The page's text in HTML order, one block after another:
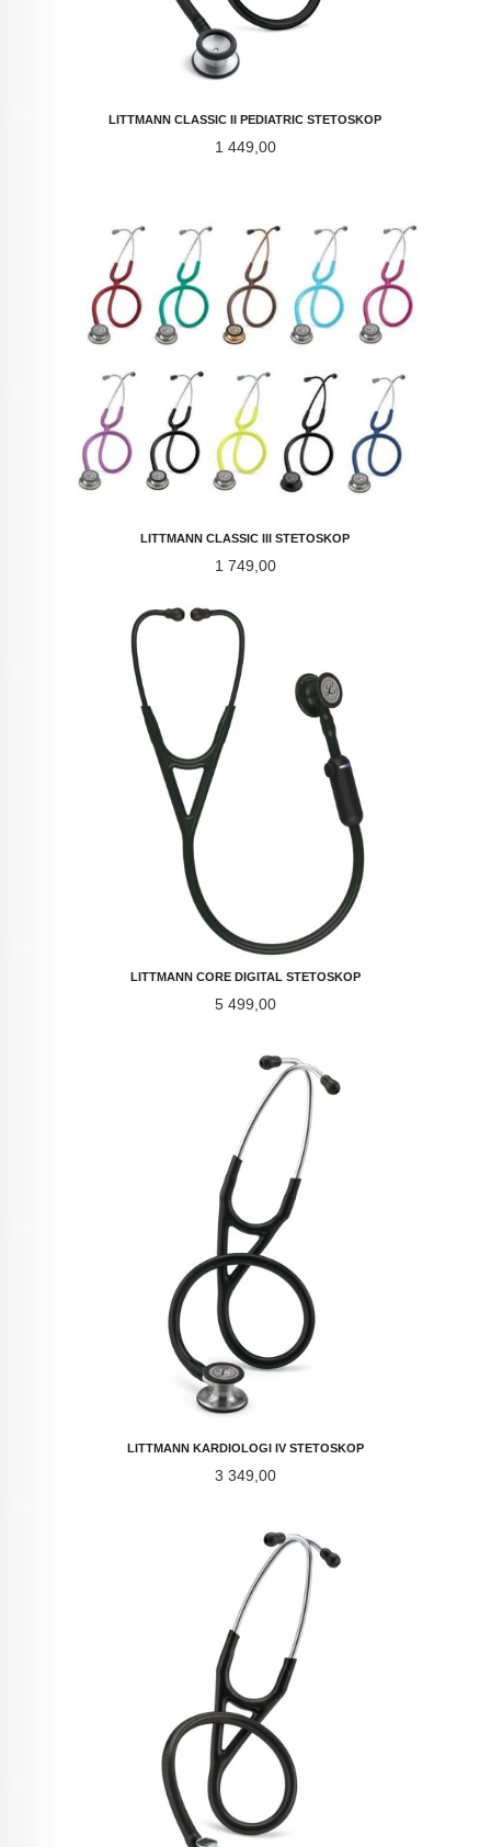
LITTMANN CLASSIC II PEDIATRIC STETOSKOP
Pris
1 449,00
LITTMANN CLASSIC III STETOSKOP
Pris
1 749,00
LITTMANN CORE DIGITAL STETOSKOP
Pris
5 499,00
LITTMANN KARDIOLOGI IV STETOSKOP
Pris
3 349,00